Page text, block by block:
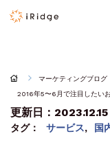
マーケティングブログ
2016年5〜6月で注目したい
更新日：2023.12.15
タグ： サービス, 国